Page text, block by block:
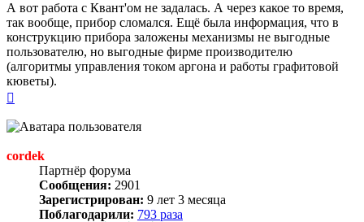
А вот работа с Квант'ом не задалась. А через какое то время,
так вообще, прибор сломался. Ещё была информация, что в
конструкцию прибора заложены механизмы не выгодные
пользователю, но выгодные фирме производителю
(алгоритмы управления током аргона и работы графитовой
кюветы).
началу
cordek
Партнёр форума
Сообщения: 2901
Зарегистрирован: 9 лет 3 месяца
Поблагодарили: 793 раза